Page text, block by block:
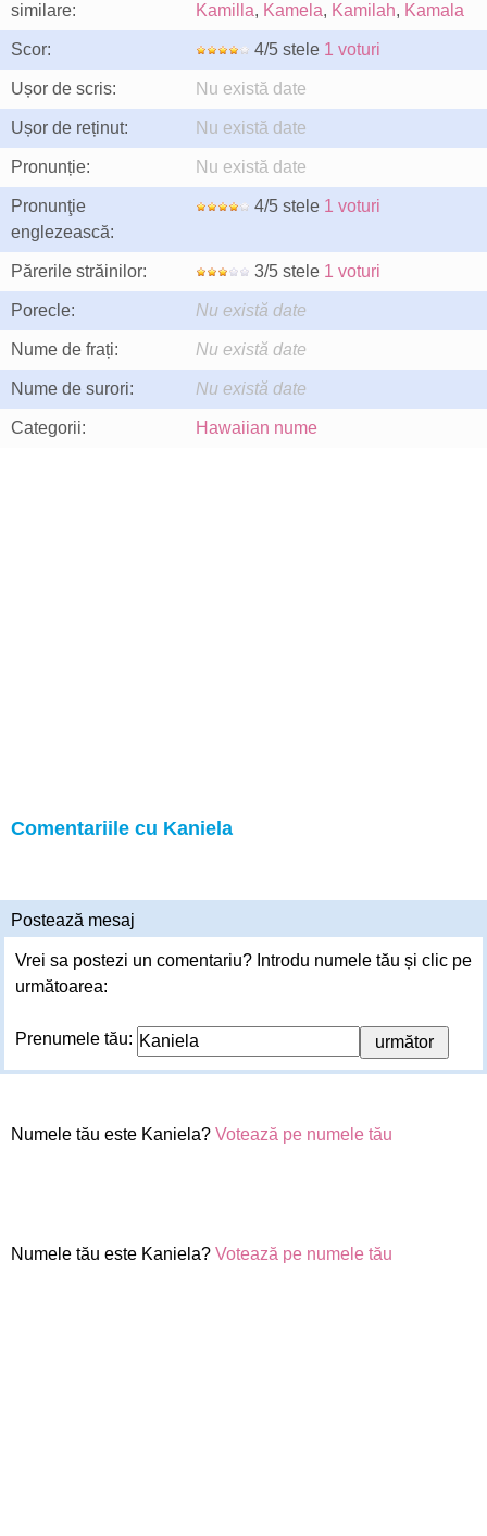
similare:
Kamilla, Kamela, Kamilah, Kamala
Scor: 4/5 stele 1 voturi
Ușor de scris: Nu există date
Ușor de reținut: Nu există date
Pronunție: Nu există date
Pronunţie
englezească:
4/5 stele 1 voturi
Părerile străinilor: 3/5 stele 1 voturi
Porecle: Nu există date
Nume de frați: Nu există date
Nume de surori: Nu există date
Categorii: Hawaiian nume
Comentariile cu Kaniela
Postează mesaj
Vrei sa postezi un comentariu? Introdu numele tău și clic pe
următoarea:
Prenumele tău:
Numele tău este Kaniela? Votează pe numele tău
Numele tău este Kaniela? Votează pe numele tău